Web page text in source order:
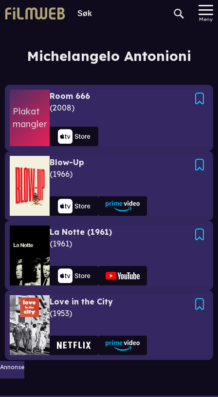
Meny
Michelangelo Antonioni
Room 666
2008
Blow-Up
1966
La Notte (1961)
1961
Love in the City
1953
Annonse